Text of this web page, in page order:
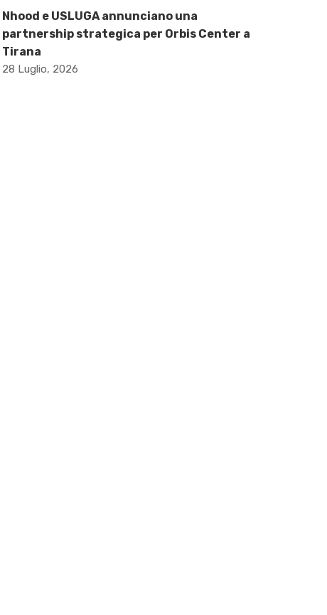
Nhood e USLUGA annunciano una
partnership strategica per Orbis Center a
Tirana
28 Luglio, 2026